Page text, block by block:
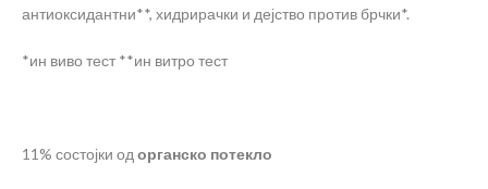
антиоксидантни**, хидрирачки и дејство против брчки*.
*ин виво тест **ин витро тест
11% состојки од органско потекло